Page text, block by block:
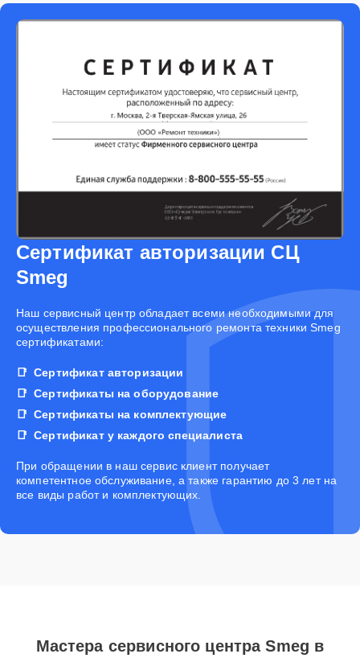
Сертификат авторизации СЦ
Smeg
Наш сервисный центр обладает всеми необходимыми для
осуществления профессионального ремонта техники Smeg
сертификатами:
Сертификат авторизации
Сертификаты на оборудование
Сертификаты на комплектующие
Сертификат у каждого специалиста
При обращении в наш сервис клиент получает
компетентное обслуживание, а также гарантию до 3 лет на
все виды работ и комплектующих.
Мастера сервисного центра Smeg в